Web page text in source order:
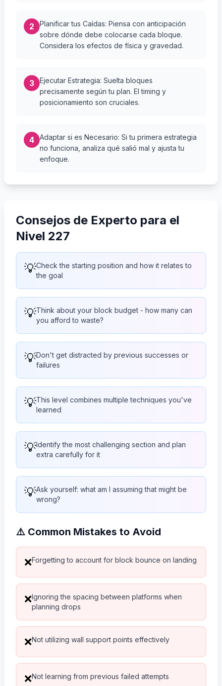
2
Planificar tus Caídas: Piensa con anticipación
sobre dónde debe colocarse cada bloque.
Considera los efectos de física y gravedad.
3
Ejecutar Estrategia: Suelta bloques
precisamente según tu plan. El timing y
posicionamiento son cruciales.
4
Adaptar si es Necesario: Si tu primera estrategia
no funciona, analiza qué salió mal y ajusta tu
enfoque.
Consejos de Experto para el
Nivel 227
💡Check the starting position and how it relates to
the goal
💡Think about your block budget - how many can
you afford to waste?
💡Don't get distracted by previous successes or
failures
💡This level combines multiple techniques you've
learned
💡Identify the most challenging section and plan
extra carefully for it
💡Ask yourself: what am I assuming that might be
wrong?
⚠️ Common Mistakes to Avoid
❌Forgetting to account for block bounce on landing
❌Ignoring the spacing between platforms when
planning drops
❌Not utilizing wall support points effectively
❌Not learning from previous failed attempts